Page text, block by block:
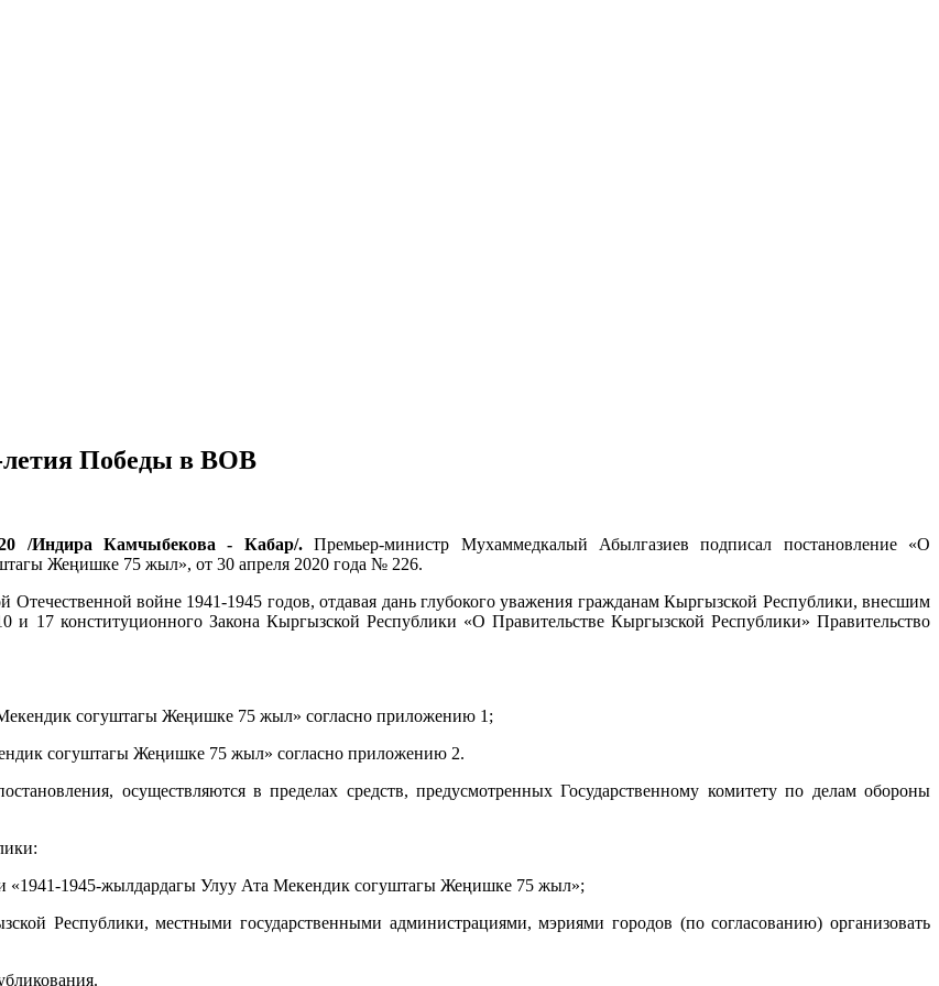
летия Победы в ВОВ
/Индира Камчыбекова - Кабар/.Премьер-министр Мухаммедкалый Абылгазиев подписал постановление «О
Жеңишке 75 жыл», от 30 апреля 2020 года № 226.
Отечественной войне 1941-1945 годов, отдавая дань глубокого уважения гражданам Кыргызской Республики, внесшим
и 17 конституционного Закона Кыргызской Республики «О Правительстве Кыргызской Республики» Правительство
согуштагы Жеңишке 75 жыл» согласно приложению 1;
согуштагы Жеңишке 75 жыл» согласно приложению 2.
осуществляются в пределах средств, предусмотренных Государственному комитету по делам обороны
«1941-1945-жылдардагы Улуу Ата Мекендик согуштагы Жеңишке 75 жыл»;
Республики, местными государственными администрациями, мэриями городов (по согласованию) организовать